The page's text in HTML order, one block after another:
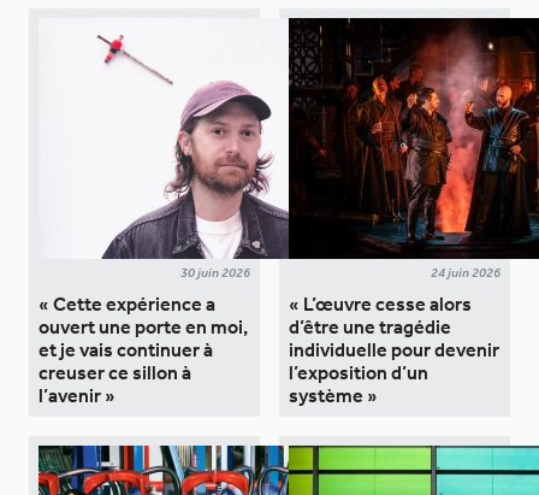
30 juin 2026
« Cette expérience a
ouvert une porte en moi,
et je vais continuer à
creuser ce sillon à
l’avenir »
24 juin 2026
« L’œuvre cesse alors
d’être une tragédie
individuelle pour devenir
l’exposition d’un
système »